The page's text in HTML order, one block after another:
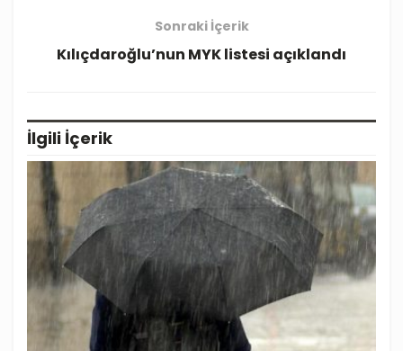
Sonraki İçerik
Kılıçdaroğlu’nun MYK listesi açıklandı
İlgili İçerik